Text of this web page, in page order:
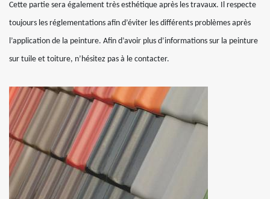
Cette partie sera également très esthétique après les travaux. Il respecte
toujours les réglementations afin d’éviter les différents problèmes après
l’application de la peinture. Afin d’avoir plus d’informations sur la peinture
sur tuile et toiture, n’hésitez pas à le contacter.